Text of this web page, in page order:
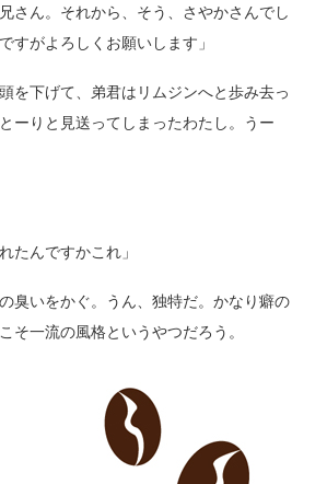
さん。それから、そう、さやかさんでし
すがよろしくお願いします」
を下げて、弟君はリムジンへと歩み去っ
ーりと見送ってしまったわたし。うー
たんですかこれ」
臭いをかぐ。うん、独特だ。かなり癖の
そ一流の風格というやつだろう。